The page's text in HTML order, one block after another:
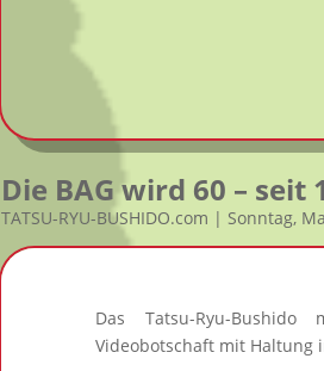
Die BAG wird 60 –
TATSU-RYU-BUSHIDO.com | Sonntag,
Das Tatsu-Ryu-
Videobotschaft mit Haltung